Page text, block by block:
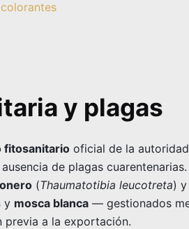
y plagas
fitosanitario oficial de la
de plagas
(Thaumatotibia leucotreta) y
y mosca blanca — gestionados
previa a la exportación.